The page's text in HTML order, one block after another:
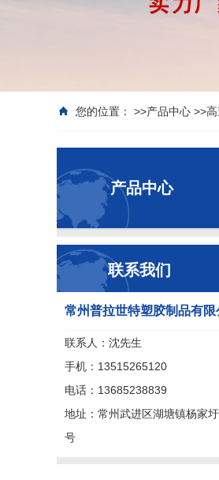
您的位置： >>产品中心 >>
产品中心
联系我们
常州普拉世特塑胶制品有限
联系人：沈先生
手机：13515265120
电话：13685238839
地址：常州武进区湖塘镇杨家
号